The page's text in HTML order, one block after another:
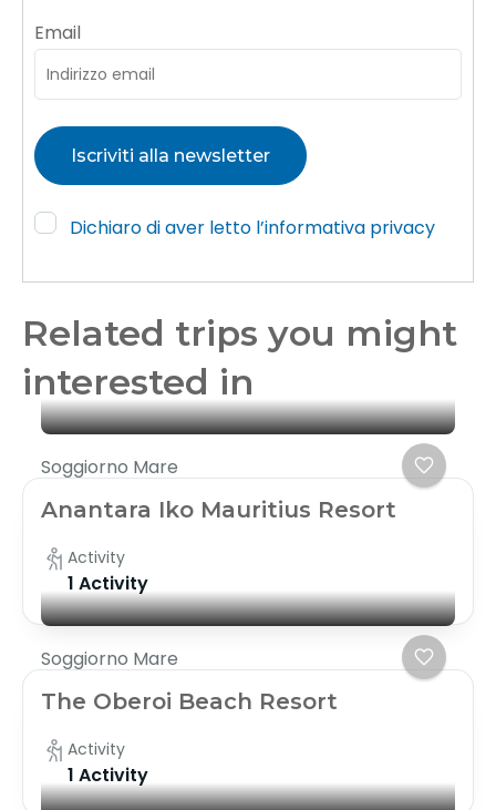
Email
Dichiaro di aver letto l’informativa privacy
Related trips you might
interested in
Soggiorno Mare
Anantara Iko Mauritius Resort
Activity
1 Activity
Soggiorno Mare
The Oberoi Beach Resort
Activity
1 Activity